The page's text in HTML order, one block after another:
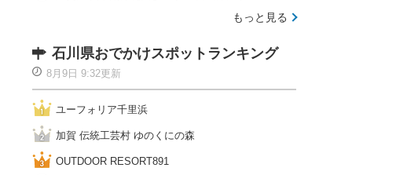
もっと見る
石川県おでかけスポットランキング
8月9日 9:32更新
ユーフォリア千里浜
加賀 伝統工芸村 ゆのくにの森
OUTDOOR RESORT891